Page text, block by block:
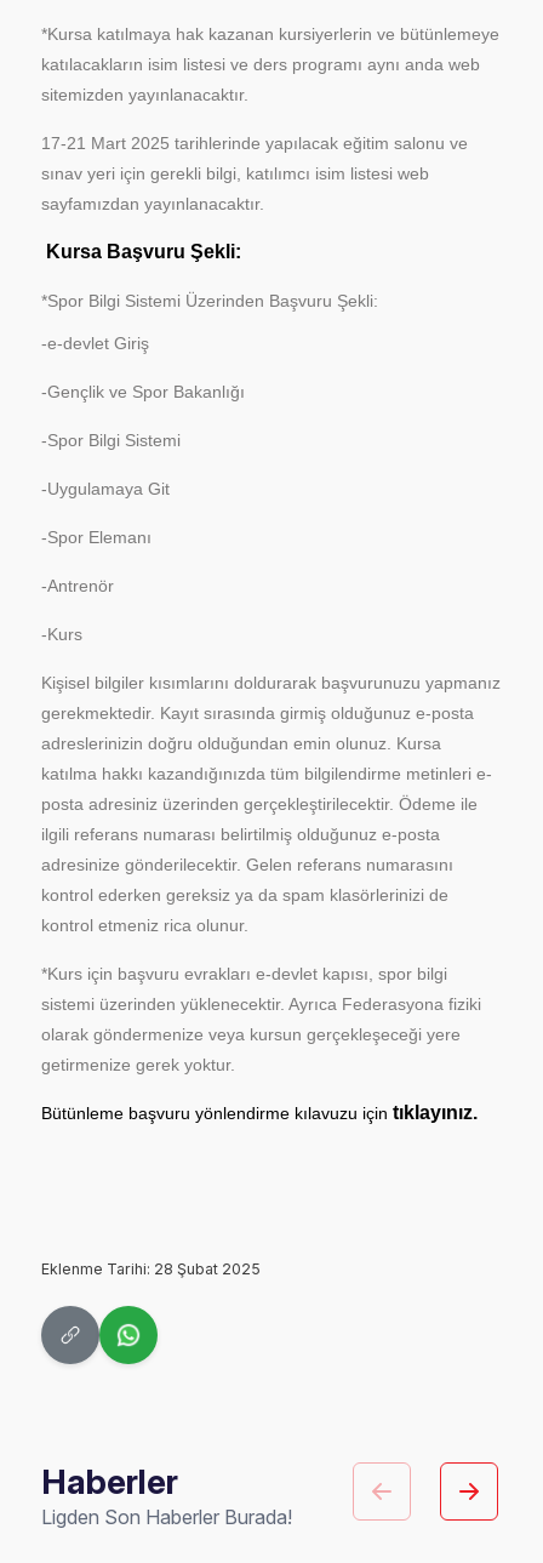
*Kursa katılmaya hak kazanan kursiyerlerin ve bütünlemeye
katılacakların isim listesi ve ders programı aynı anda web
sitemizden yayınlanacaktır.
17-21 Mart 2025 tarihlerinde yapılacak eğitim salonu ve
sınav yeri için gerekli bilgi, katılımcı isim listesi web
sayfamızdan yayınlanacaktır.
Kursa Başvuru Şekli:
*Spor Bilgi Sistemi Üzerinden Başvuru Şekli:
-e-devlet Giriş
-Gençlik ve Spor Bakanlığı
-Spor Bilgi Sistemi
-Uygulamaya Git
-Spor Elemanı
-Antrenör
-Kurs
Kişisel bilgiler kısımlarını doldurarak başvurunuzu yapmanız
gerekmektedir. Kayıt sırasında girmiş olduğunuz e-posta
adreslerinizin doğru olduğundan emin olunuz. Kursa
katılma hakkı kazandığınızda tüm bilgilendirme metinleri e-
posta adresiniz üzerinden gerçekleştirilecektir. Ödeme ile
ilgili referans numarası belirtilmiş olduğunuz e-posta
adresinize gönderilecektir. Gelen referans numarasını
kontrol ederken gereksiz ya da spam klasörlerinizi de
kontrol etmeniz rica olunur.
*Kurs için başvuru evrakları e-devlet kapısı, spor bilgi
sistemi üzerinden yüklenecektir. Ayrıca Federasyona fiziki
olarak göndermenize veya kursun gerçekleşeceği yere
getirmenize gerek yoktur.
Bütünleme başvuru yönlendirme kılavuzu içintıklayınız.
Eklenme Tarihi: 28 Şubat 2025
Haberler
Ligden Son Haberler Burada!